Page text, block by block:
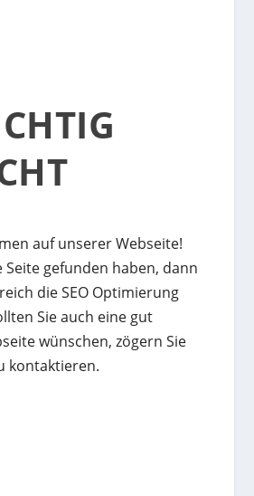
auf unserer Webseite!
Seite gefunden haben, dann
die SEO Optimierung
Sie auch eine gut
wünschen, zögern Sie
kontaktieren.